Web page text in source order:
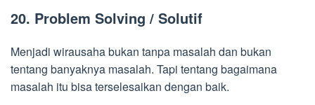
20. Problem Solving / Solutif
Menjadi wirausaha bukan tanpa masalah dan bukan
tentang banyaknya masalah. Tapi tentang bagaimana
masalah itu bisa terselesaikan dengan baik.